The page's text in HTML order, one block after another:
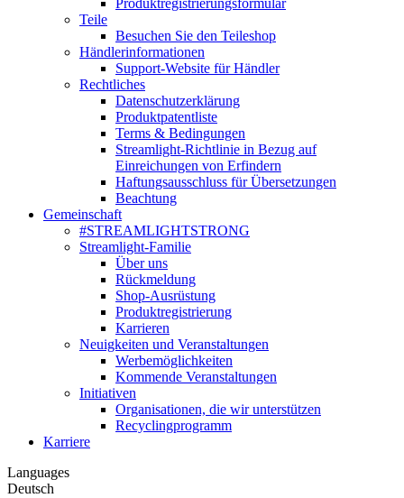
Produktregistrierungsformular
Teile
Besuchen Sie den Teileshop
Händlerinformationen
Support-Website für Händler
Rechtliches
Datenschutzerklärung
Produktpatentliste
Terms & Bedingungen
Streamlight-Richtlinie in Bezug auf
Einreichungen von Erfindern
Haftungsausschluss für Übersetzungen
Beachtung
Gemeinschaft
#STREAMLIGHTSTRONG
Streamlight-Familie
Über uns
Rückmeldung
Shop-Ausrüstung
Produktregistrierung
Karrieren
Neuigkeiten und Veranstaltungen
Werbemöglichkeiten
Kommende Veranstaltungen
Initiativen
Organisationen, die wir unterstützen
Recyclingprogramm
Karriere
Languages
Deutsch